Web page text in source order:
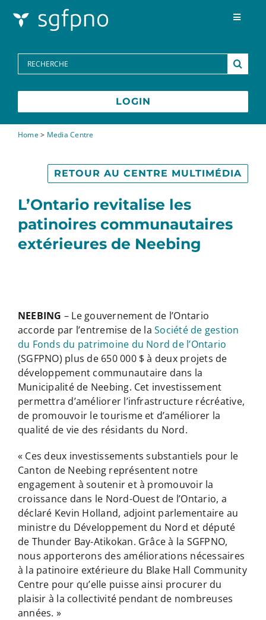
Toggle
FAQs
Contactez-nous
Search
for:
LOGIN
Home> Media Centre
L’Ontario revitalise les
patinoires communautaires
extérieures de Neebing
RETOUR AU CENTRE MULTIMÉDIA
NEEBING – Le gouvernement de l’Ontario
accorde par l’entremise de laSociété de gestion
du Fonds du patrimoine du Nord de l’Ontario
(SGFPNO) plus de 650 000 $ à deux projets de
développement communautaire dans la
Municipalité de Neebing. Cet investissement
permettra d’améliorer l’infrastructure récréative,
de promouvoir le tourisme et d’améliorer la
qualité de vie des résidants du Nord.
« Ces deux investissements substantiels pour le
Canton de Neebing représentent notre
engagement à soutenir et à promouvoir la
croissance dans le Nord-Ouest de l’Ontario, a
déclaré Kevin Holland, adjoint parlementaire au
ministre du Développement du Nord et député
de Thunder Bay-Atikokan. Grâce à la SGFPNO,
nous apporterons des améliorations nécessaires
à la patinoire extérieure du Blake Hall Community
Centre pour qu’elle puisse ainsi procurer du
plaisir à la collectivité pendant de nombreuses
années. »